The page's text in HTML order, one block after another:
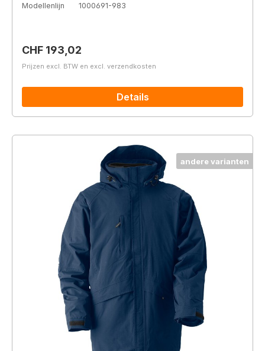
Modellenlijn
1000691-983
Normale prijs:
CHF 193,02
Prijzen excl. BTW en excl. verzendkosten
Details
andere varianten